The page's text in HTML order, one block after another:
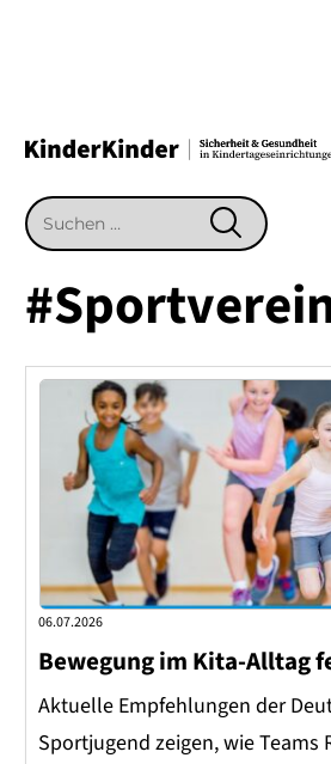
Suchen
SUCHEN
06.07.2026
Bewegung im Kita-Alltag
Aktuelle Empfehlungen der
Sportjugend zeigen, wie Teams